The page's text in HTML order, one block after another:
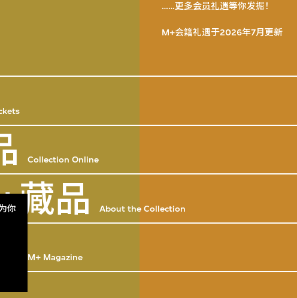
你
……更多会员礼遇等你发掘！
M+会籍礼遇于2026年7月更新
Collection Online
藏品 About the Collection
M+ Magazine